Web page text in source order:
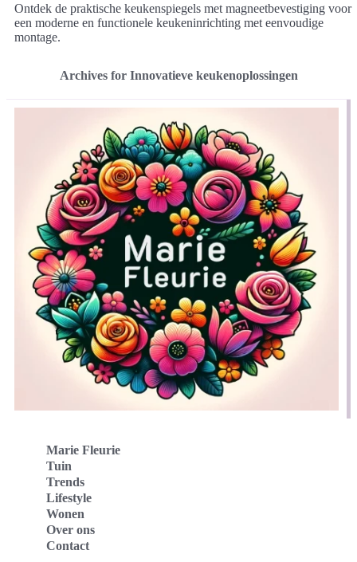
Ontdek de praktische keukenspiegels met magneetbevestiging voor
een moderne en functionele keukeninrichting met eenvoudige
montage.
Archives for Innovatieve keukenoplossingen
Marie Fleurie
Tuin
Trends
Lifestyle
Wonen
Over ons
Contact